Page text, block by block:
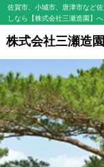
佐賀市、小城市、唐津市など
しなら【株式会社三瀬造園】へ
株式会社三瀬造園